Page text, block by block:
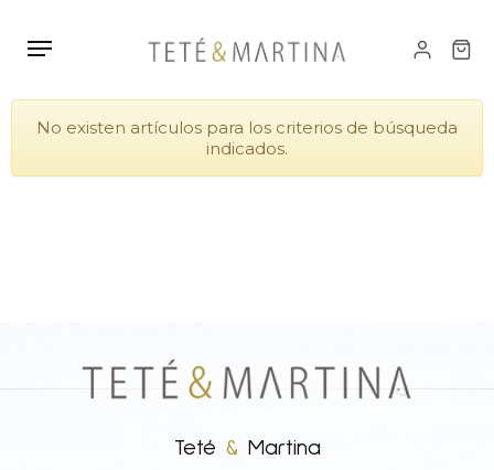
No existen artículos para los criterios de búsqueda
indicados.
Teté & Martina